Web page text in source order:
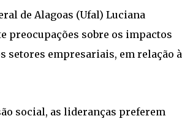
de Alagoas (Ufal) Luciana
preocupações sobre os impactos
setores empresariais, em relação à
social, as lideranças preferem